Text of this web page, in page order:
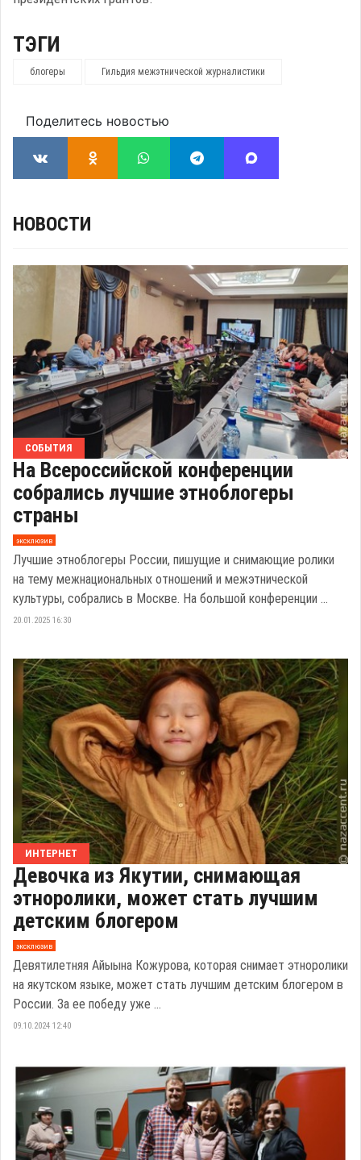
ТЭГИ
блогеры Гильдия межэтнической журналистики
Поделитесь новостью
НОВОСТИ
СОБЫТИЯ
На Всероссийской конференции
собрались лучшие этноблогеры
страны
эксклюзив
Лучшие этноблогеры России, пишущие и снимающие ролики
на тему межнациональных отношений и межэтнической
культуры, собрались в Москве. На большой конференции ...
20.01.2025 16:30
ИНТЕРНЕТ
Девочка из Якутии, снимающая
этноролики, может стать лучшим
детским блогером
эксклюзив
Девятилетняя Айыына Кожурова, которая снимает этноролики
на якутском языке, может стать лучшим детским блогером в
России. За ее победу уже ...
09.10.2024 12:40